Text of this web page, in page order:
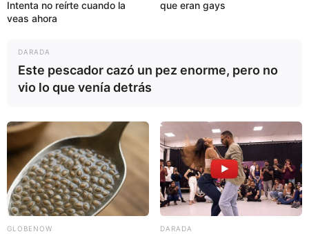
riesgo de desarrollar cánceres sensibles a las
hormonas, como el cáncer de próstata, mama u ovario,
Intenta no reírte cuando la
veas ahora
que eran gays
DARADA
Este pescador cazó un pez enorme, pero no
vio lo que venía detrás
GLOBENOW DARADA